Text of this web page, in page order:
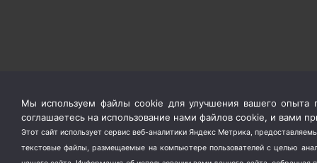
Мы используем файлы cookie для улучшения вашего опыта
соглашаетесь на использование нами файлов cookie, и вами
Этот сайт использует сервис веб-аналитики Яндекс Метрика,
текстовые файлы, размещаемые на компьютере пользователей с целью